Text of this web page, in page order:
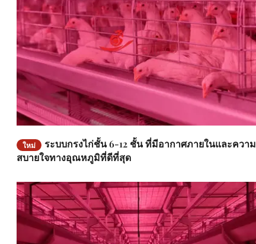
ใหม่
ระบบกรงไก่ชั้น 6-12 ชั้น ที่มีอากาศภายในและความ
สบายใจทางอุณหภูมิที่ดีที่สุด